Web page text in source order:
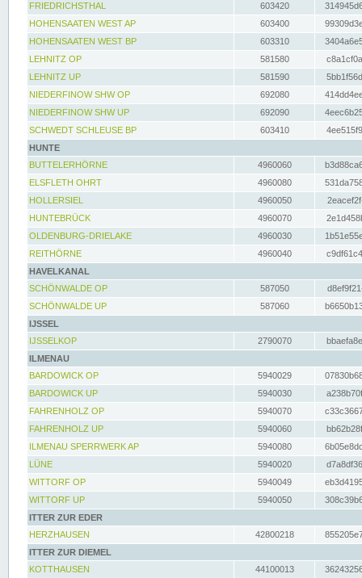
FRIEDRICHSTHAL
603420
HOHENSAATEN WEST AP
603400
HOHENSAATEN WEST BP
603310
LEHNITZ OP
581580
LEHNITZ UP
581590
NIEDERFINOW SHW OP
692080
NIEDERFINOW SHW UP
692090
SCHWEDT SCHLEUSE BP
603410
HUNTE
BUTTELERHÖRNE
4960060
ELSFLETH OHRT
4960080
HOLLERSIEL
4960050
HUNTEBRÜCK
4960070
OLDENBURG-DRIELAKE
4960030
REITHÖRNE
4960040
HAVELKANAL
SCHÖNWALDE OP
587050
SCHÖNWALDE UP
587060
IJSSEL
IJSSELKOP
2790070
ILMENAU
BARDOWICK OP
5940029
BARDOWICK UP
5940030
FAHRENHOLZ OP
5940070
FAHRENHOLZ UP
5940060
ILMENAU SPERRWERK AP
5940080
LÜNE
5940020
WITTORF OP
5940049
WITTORF UP
5940050
ITTER ZUR EDER
HERZHAUSEN
42800218
ITTER ZUR DIEMEL
KOTTHAUSEN
44100013